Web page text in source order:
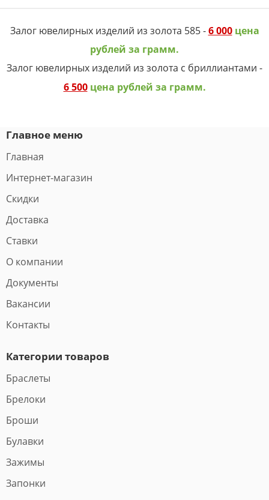
Залог ювелирных изделий из золота 585 -6 000цена
рублей за грамм.
Залог ювелирных изделий из золота с бриллиантами -
6 500цена рублей за грамм.
Главное меню
Главная
Интернет-магазин
Скидки
Доставка
Ставки
О компании
Документы
Вакансии
Контакты
Категории товаров
Браслеты
Брелоки
Броши
Булавки
Зажимы
Запонки